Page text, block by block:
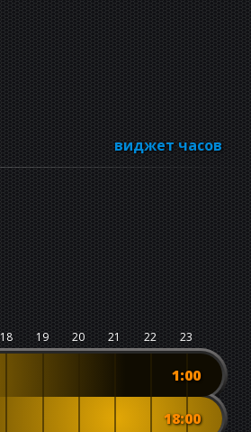
виджет часов
18 19 20 21 22 23
1:00
18:00